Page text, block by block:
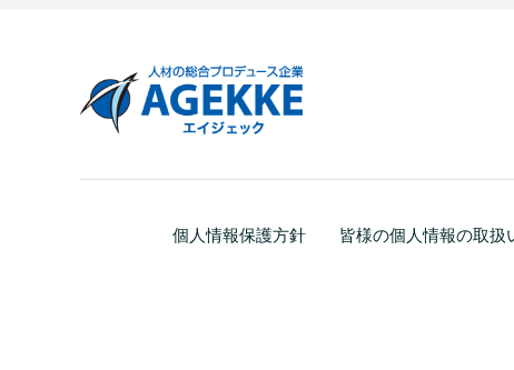
個人情報保護方針 皆様の個人情報の取扱